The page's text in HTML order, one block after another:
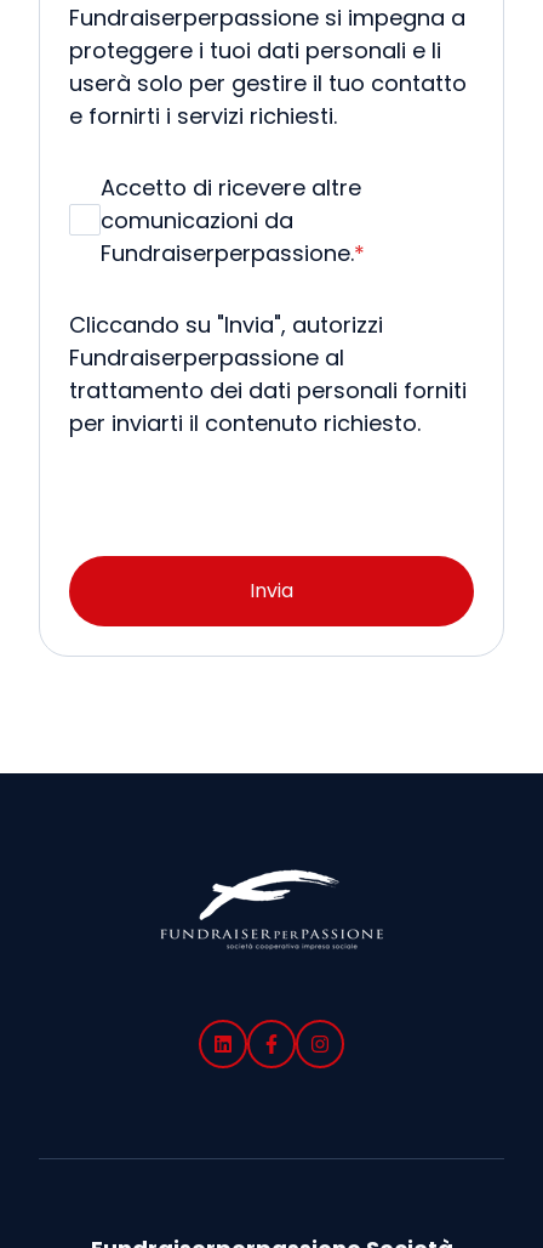
Fundraiserperpassione si impegna a
proteggere i tuoi dati personali e li
userà solo per gestire il tuo contatto
e fornirti i servizi richiesti.
Accetto di ricevere altre
comunicazioni da
Fundraiserperpassione.*
Cliccando su "Invia", autorizzi
Fundraiserperpassione al
trattamento dei dati personali forniti
per inviarti il contenuto richiesto.
Invia